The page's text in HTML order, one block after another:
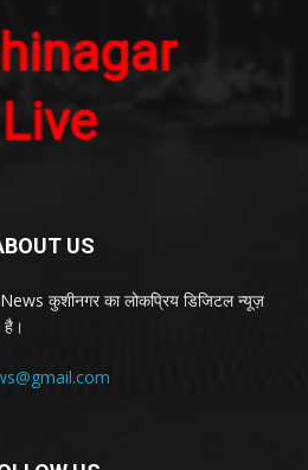
US
कुशीनगर का लोकप्रिय डिजिटल न्यूज़
है।